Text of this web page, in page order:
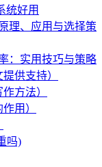
统好用
理、应用与选择策
：实用技巧与策略
供支持）
方法）
用）
吗)